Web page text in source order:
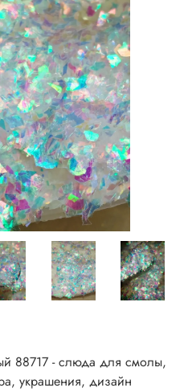
88717 - слюда для смолы,
украшения, дизайн